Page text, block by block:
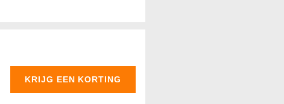
KRIJG EEN KORTING